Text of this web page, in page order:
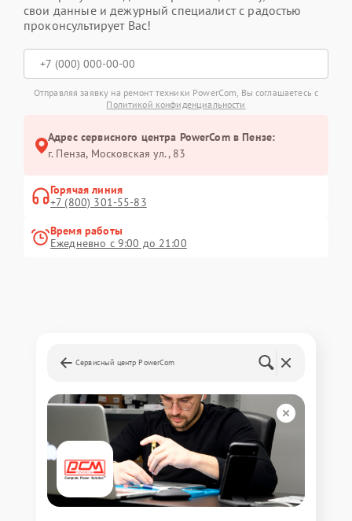
свои данные и дежурный специалист с радостью
проконсультирует Вас!
Отправляя заявку на ремонт техники PowerCom, Вы соглашаетесь с
Политикой конфиденциальности
Адрес сервисного центра PowerCom в Пензе:
г. Пенза, Московская ул., 83
Горячая линия
+7 (800) 301-55-83
Время работы
Ежедневно с 9:00 до 21:00
Сервисный центр PowerCom